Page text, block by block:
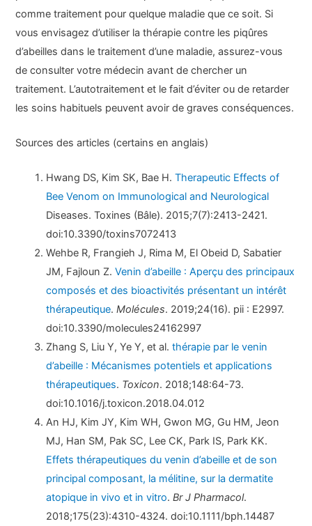
comme traitement pour quelque maladie que ce soit. Si
vous envisagez d’utiliser la thérapie contre les piqûres
d’abeilles dans le traitement d’une maladie, assurez-vous
de consulter votre médecin avant de chercher un
traitement. L’autotraitement et le fait d’éviter ou de retarder
les soins habituels peuvent avoir de graves conséquences.
Sources des articles (certains en anglais)
Hwang DS, Kim SK, Bae H.Therapeutic Effects of
Bee Venom on Immunological and Neurological
Diseases. Toxines (Bâle). 2015;7(7):2413-2421.
doi:10.3390/toxins7072413
Wehbe R, Frangieh J, Rima M, El Obeid D, Sabatier
JM, Fajloun Z.Venin d’abeille : Aperçu des principaux
composés et des bioactivités présentant un intérêt
thérapeutique.Molécules. 2019;24(16). pii : E2997.
doi:10.3390/molecules24162997
Zhang S, Liu Y, Ye Y, et al.thérapie par le venin
d’abeille : Mécanismes potentiels et applications
thérapeutiques. Toxicon. 2018;148:64-73.
doi:10.1016/j.toxicon.2018.04.012
An HJ, Kim JY, Kim WH, Gwon MG, Gu HM, Jeon
MJ, Han SM, Pak SC, Lee CK, Park IS, Park KK.
Effets thérapeutiques du venin d’abeille et de son
principal composant, la mélitine, sur la dermatite
atopique in vivo et in vitro.Br J Pharmacol.
2018;175(23):4310-4324. doi:10.1111/bph.14487